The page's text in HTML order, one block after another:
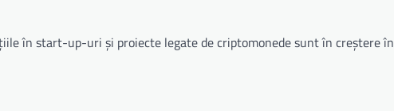
în start-up-uri și proiecte legate de criptomonede sunt în creștere în